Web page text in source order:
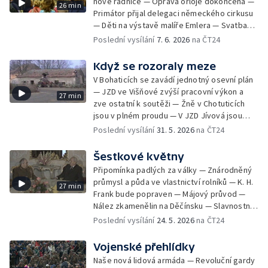
26 min
Primátor přijal delegaci německého cirkusu
— Děti na výstavě malíře Emlera — Svatba
Miloše Kopeckého — Prohlídka a oprava
— Pamětní deska padlým v povstání — Nová
svatební síň — Setkání představitelů Prahy s
delegacemi jednotek spojeneckých armád
— Výstava Adolfa Borna — Slavnostní
předávání občanských průkazů — Věděli
jste, že věž radnice je šikmá? — Vítání
občánků — Oprava zdiva a instalace zábradlí
divadel — Lešení pro opravu věže radnice —
Kim Ir-sen s korejskou delegací — Oprava
ochozů věže radnice — Návštěva Gustáva
Husáka — Rekonstrukce radnice — Návrat
apoštolů po renovaci — Špatný čas na orloji
— Návštěva Václava Havla — Běžecká
štafeta vyráží z radnice — Návštěva
pražského arcibiskupa Vlka — Čestná
občanství pro J. Foglara a O. Wichterleho —
Návštěva Alžběty II. a prince Philipa —
Poslední vysílání 7. 6. 2026 na ČT24
27 min
Když se rozoraly meze
V Bohaticích se zavádí jednotný osevní plán
— JZD ve Višňové zvýší pracovní výkon a
zve ostatní k soutěži — Žně v Chotuticích
jsou v plném proudu — V JZD Jívová jsou
jarní práce ukončeny a je čas na dokončení
že celky půdy bez mezí umožní lépe využít
stroje — Gottwaldovský kraj plní nejlépe
plán výkupu obilí díky vzorným JZD na
Kroměřížsku — JZD ve Skutči zdárně
dokončilo žně a přestupuje na III. typ
družstevního hospodaření — V Úžicích také
rozorávají meze a v Hostouni sejí křížový
zasedá ve Všechlapech — Soud se
statkářem kvůli sabotáži, podvodu a
Poslední vysílání31. 5. 2026na ČT24
27 min
Šestkové květny
Připomínka padlých za války — Znárodněný
průmysl a půda ve vlastnictví rolníků — K. H.
Frank bude popraven — Májový průvod —
Nález zkamenělin na Děčínsku — Slavnostní
pověšení obrazu císaře pána v pražského
— Majálesový průvod studentů Prahou —
Oscar za film Obchod na korze — Natáčení
hollywoodského filmu na našich horách —
Poslední vysílání 24. 5. 2026na ČT24
Vojenské přehlídky
Naše nová lidová armáda — Revoluční gardy